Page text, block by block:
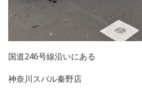
国道246号線沿いにある
神奈川スバル秦野店